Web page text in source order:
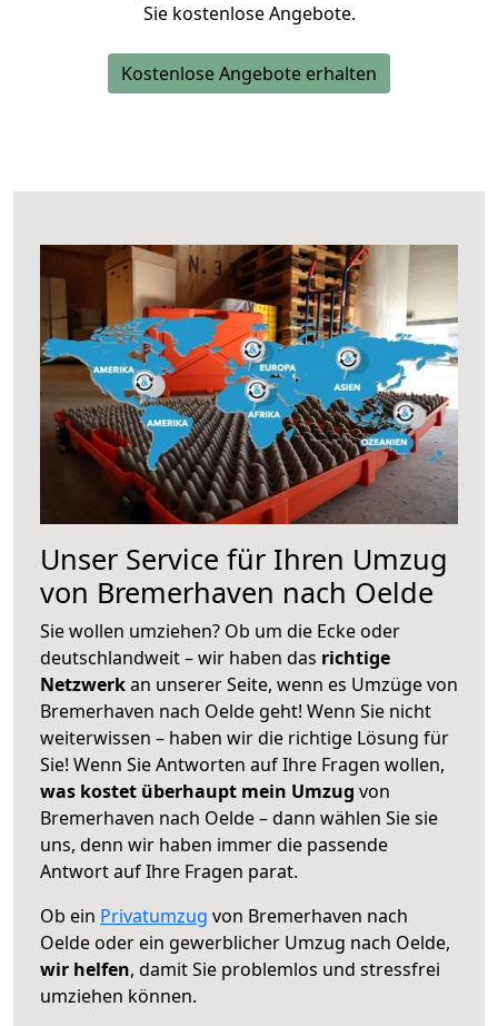
Sie kostenlose Angebote.
Kostenlose Angebote erhalten
Unser Service für Ihren Umzug
von Bremerhaven nach Oelde
Sie wollen umziehen? Ob um die Ecke oder
deutschlandweit – wir haben das richtige
Netzwerkan unserer Seite, wenn es Umzüge von
Bremerhaven nach Oelde geht! Wenn Sie nicht
weiterwissen – haben wir die richtige Lösung für
Sie! Wenn Sie Antworten auf Ihre Fragen wollen,
was kostet überhaupt mein Umzug von
Bremerhaven nach Oelde – dann wählen Sie sie
uns, denn wir haben immer die passende
Antwort auf Ihre Fragen parat.
Ob ein Privatumzug von Bremerhaven nach
Oelde oder ein gewerblicher Umzug nach Oelde,
wir helfen, damit Sie problemlos und stressfrei
umziehen können.